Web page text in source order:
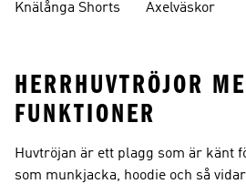
Knälånga Shorts Axelväskor
HERRHUVTRÖJOR
FUNKTIONER
Huvtröjan är ett plagg som är känt
som munkjacka, hoodie och så